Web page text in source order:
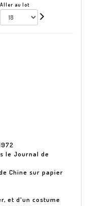
Aller au lot
le Journal de
Chine sur papier
et d'un costume